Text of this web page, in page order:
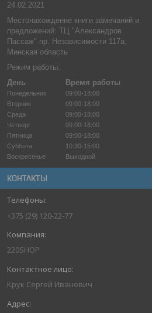
24.02.2021
Местонахождение книги замечаний и
предложений: ТЦ "Александров
Пассаж" пр. Независимости 117а,
Минская область
Режим работы:
День
Время работы
Понедельник
09:00-18:00
Вторник
09:00-18:00
Среда
09:00-18:00
Четверг
09:00-18:00
Пятница
09:00-18:00
Суббота
10:30-15:00
Воскресенье
Выходной
КОНТАКТЫ
+375 (29) 120-22-77
220SHOP
Крук Сергей Иванович